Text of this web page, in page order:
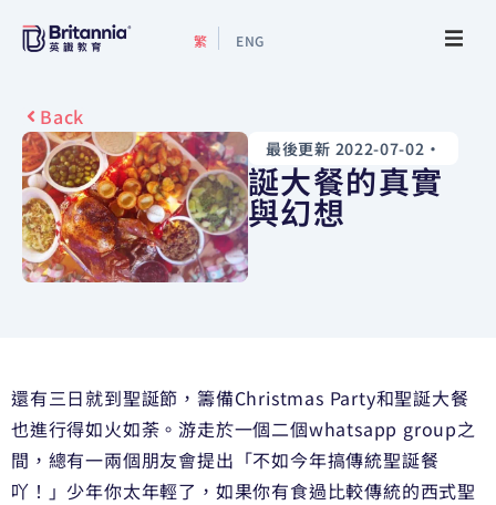
繁 ENG
最新活動
升學指南
升學資訊
預約諮詢
Back
最後更新 2022-07-02 •
誕大餐的真實
與幻想
還有三日就到聖誕節，籌備Christmas Party和聖誕大餐
也進行得如火如荼。游走於一個二個whatsapp group之
間，總有一兩個朋友會提出「不如今年搞傳統聖誕餐
吖！」少年你太年輕了，如果你有食過比較傳統的西式聖